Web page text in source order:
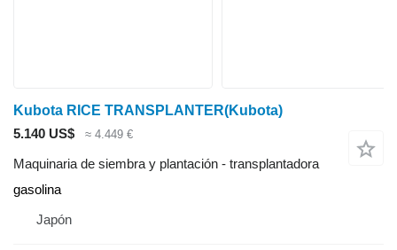
Kubota RICE TRANSPLANTER(Kubota)
5.140 US$
≈ 4.449 €
Maquinaria de siembra y plantación - transplantadora
gasolina
Japón